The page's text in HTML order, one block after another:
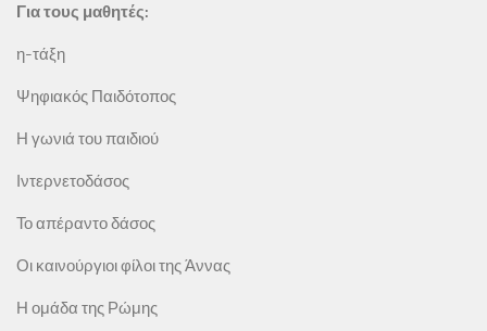
Για τους μαθητές:
η-τάξη
Ψηφιακός Παιδότοπος
Η γωνιά του παιδιού
Ιντερνετοδάσος
Το απέραντο δάσος
Οι καινούργιοι φίλοι της Άννας
Η ομάδα της Ρώμης